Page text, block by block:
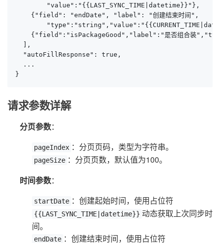
        "value":"{{LAST_SYNC_TIME|datetime}}"},
    {"field": "endDate", "label": "创建结束时间",
{"field":"isPackageGood","label":"是否组合装
  ],
  "autoFillResponse": true,
  ...
}
请求参数详解
分页参数：
pageIndex ：分页页码，类型为字符串。
pageSize ：分页页数，默认值为100。
时间参数：
startDate ：创建起始时间，使用占位符
{{LAST_SYNC_TIME|datetime}} 动态获取上次同步时
间。
endDate ：创建结束时间，使用占位符